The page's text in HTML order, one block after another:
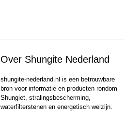
Over Shungite Nederland
shungite-nederland.nl is een betrouwbare
bron voor informatie en producten rondom
Shungiet, stralingsbescherming,
waterfilterstenen en energetisch welzijn.